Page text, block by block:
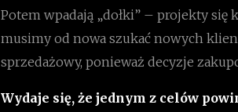
Potem wpadają „dołki” – projekty
musimy od nowa szukać nowych
sprzedażowy, ponieważ decyzje
Wydaje się, że jednym z celów